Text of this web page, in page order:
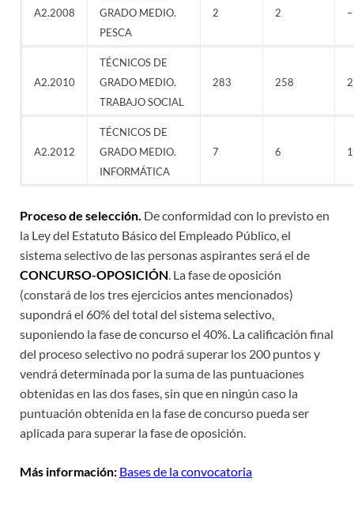
A2.2008
GRADO MEDIO.
PESCA
2 2 –
A2.2010
TÉCNICOS DE
GRADO MEDIO.
TRABAJO SOCIAL
283 258
A2.2012
TÉCNICOS DE
GRADO MEDIO.
INFORMÁTICA
7 6 1
Proceso de selección. De conformidad con lo previsto en
la Ley del Estatuto Básico del Empleado Público, el
sistema selectivo de las personas aspirantes será el de
CONCURSO-OPOSICIÓN . La fase de oposición
(constará de los tres ejercicios antes mencionados)
supondrá el 60% del total del sistema selectivo,
suponiendo la fase de concurso el 40%. La calificación final
del proceso selectivo no podrá superar los 200 puntos y
vendrá determinada por la suma de las puntuaciones
obtenidas en las dos fases, sin que en ningún caso la
puntuación obtenida en la fase de concurso pueda ser
aplicada para superar la fase de oposición.
Más información: Bases de la convocatoria